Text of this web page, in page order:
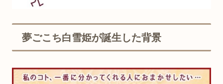
夢ごこち白雪姫が誕生した背景